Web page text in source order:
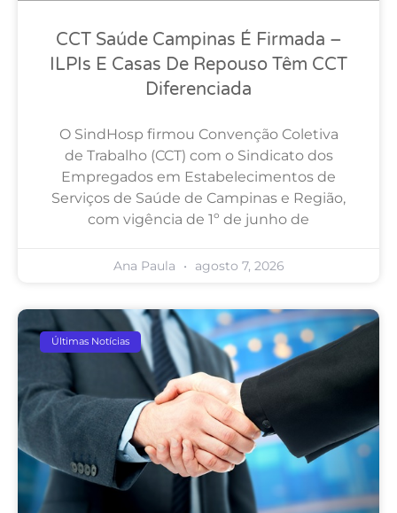
CCT Saúde Campinas É Firmada –
ILPIs E Casas De Repouso Têm CCT
Diferenciada
O SindHosp firmou Convenção Coletiva
de Trabalho (CCT) com o Sindicato dos
Empregados em Estabelecimentos de
Serviços de Saúde de Campinas e Região,
com vigência de 1º de junho de
Ana Paula agosto 7, 2026
Últimas Notícias